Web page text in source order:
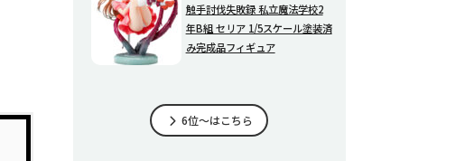
触手討伐失敗録 私立魔法学校2
年B組 セリア 1/5スケール塗装済
み完成品フィギュア
6位～はこちら